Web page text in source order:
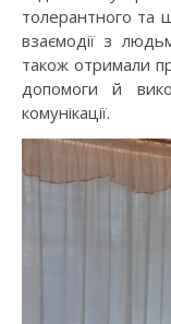
толерантного та
взаємодії з
також отримали
допомоги й
комунікації.